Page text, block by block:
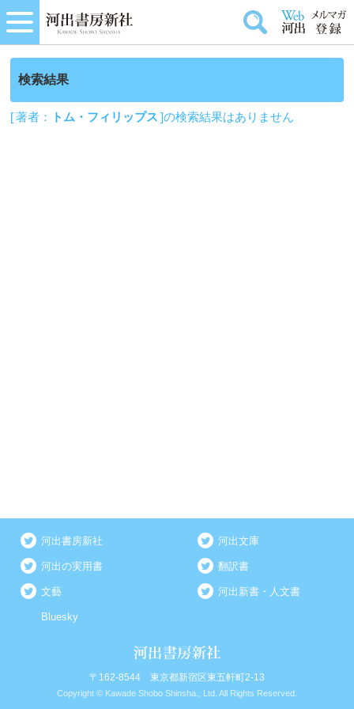
検索結果
[ 著者： トム・フィリップス ]の検索結果はありません
河出書房新社 河出文庫
河出の実用書 翻訳書
文藝 河出新書・人文書
Bluesky
〒162-8544 東京都新宿区東五軒町2-13
Copyright © Kawade Shobo Shinsha., Ltd. All Rights Reserved.